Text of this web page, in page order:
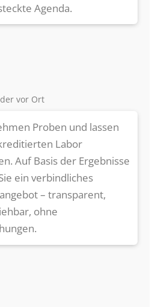
Agenda.
vor Ort
Proben und lassen
Labor
Auf Basis der Ergebnisse
ein verbindliches
– transparent,
ohne